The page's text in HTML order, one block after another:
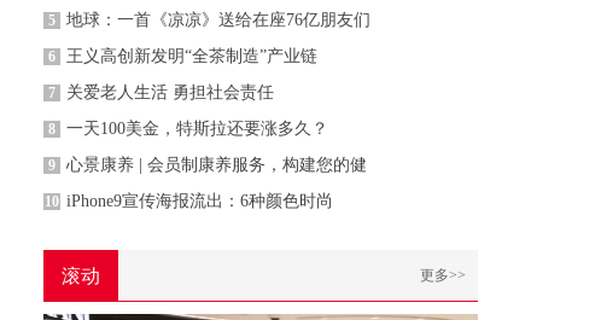
5 地球：一首《凉凉》送给在座76亿朋友们
6 王义高创新发明“全茶制造”产业链
7 关爱老人生活 勇担社会责任
8 一天100美金，特斯拉还要涨多久？
9 心景康养 | 会员制康养服务，构建您的健
10 iPhone9宣传海报流出：6种颜色时尚
滚动 更多>>